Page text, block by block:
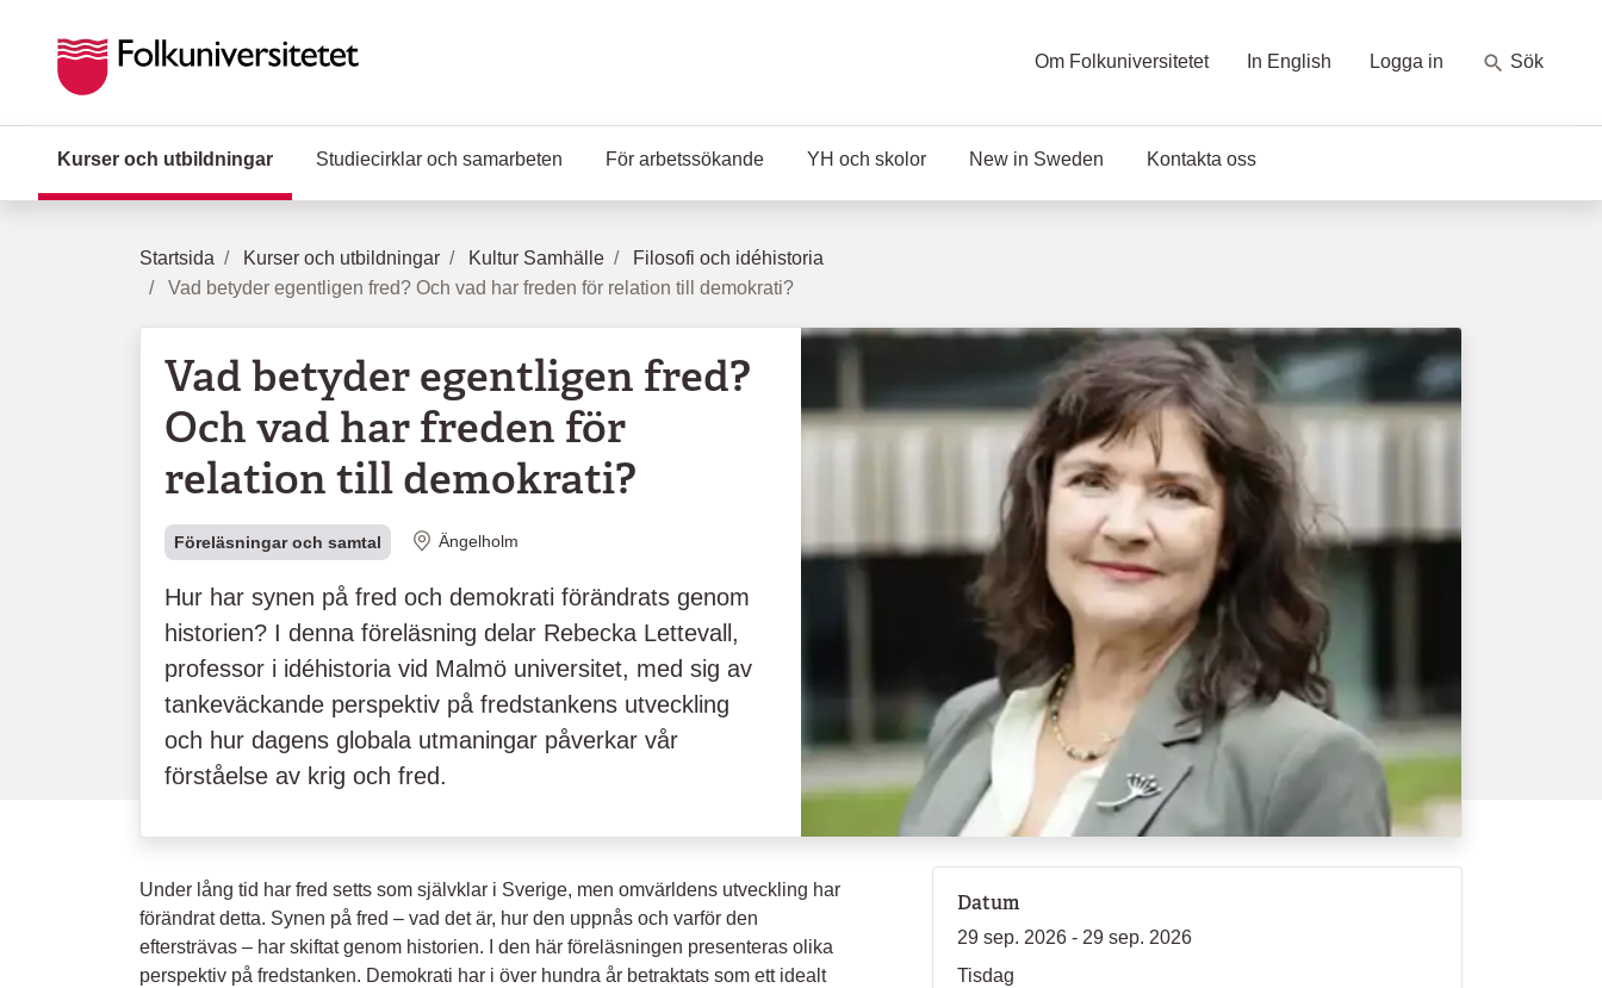
Om Folkuniversitetet In English Logga in Sök
Kurser och utbildningar (Aktuell sida)
Studiecirklar och samarbeten För arbetssökande YH och skolor New in Sweden Kontakta oss
Startsida Kurser och utbildningar Kultur Samhälle
Filosofi och idéhistoria
Vad betyder egentligen fred? Och vad har freden för relation till demokrati?
Vad betyder egentligen fred?
Och vad har freden för
relation till demokrati?
Föreläsningar och samtal Plats
Ängelholm
Hur har synen på fred och demokrati förändrats genom
historien? I denna föreläsning delar Rebecka Lettevall,
professor i idéhistoria vid Malmö universitet, med sig av
tankeväckande perspektiv på fredstankens utveckling
och hur dagens globala utmaningar påverkar vår
förståelse av krig och fred.
Under lång tid har fred setts som självklar i Sverige, men omvärldens utveckling har
förändrat detta. Synen på fred – vad det är, hur den uppnås och varför den
eftersträvas – har skiftat genom historien. I den här föreläsningen presenteras olika
perspektiv på fredstanken. Demokrati har i över hundra år betraktats som ett idealt
Datum
29 sep. 2026 - 29 sep. 2026
Tisdag